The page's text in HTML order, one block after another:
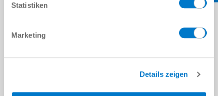
Statistiken
Marketing
Details zeigen
CONTACT US